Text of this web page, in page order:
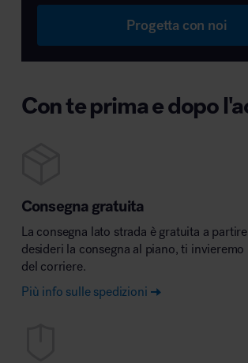
Progetta con noi
Con te prima e dopo
Consegna gratuita
La consegna lato strada è gratuita a
desideri la consegna al piano, ti
del corriere.
Più info sulle spedizioni